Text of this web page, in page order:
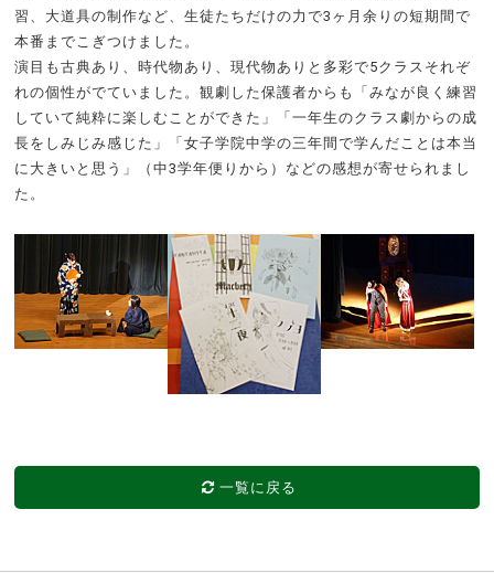
習、大道具の制作など、生徒たちだけの力で3ヶ月余りの短期間で
本番までこぎつけました。
演目も古典あり、時代物あり、現代物ありと多彩で5クラスそれぞ
れの個性がでていました。観劇した保護者からも「みなが良く練習
していて純粋に楽しむことができた」「一年生のクラス劇からの成
長をしみじみ感じた」「女子学院中学の三年間で学んだことは本当
に大きいと思う」（中3学年便りから）などの感想が寄せられまし
た。
一覧に戻る